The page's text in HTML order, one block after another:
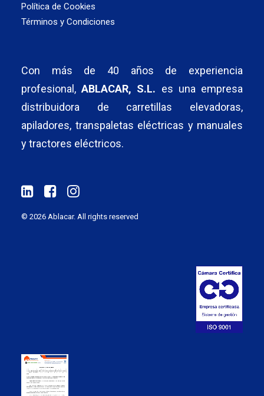
Política de Cookies
Términos y Condiciones
Con más de 40 años de experiencia
profesional,ABLACAR, S.L. es una empresa
distribuidora de carretillas elevadoras,
apiladores, transpaletas eléctricas y manuales
y tractores eléctricos.
© 2026 Ablacar. All rights reserved